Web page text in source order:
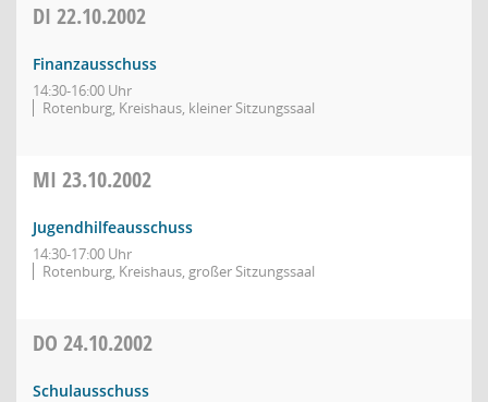
DI 22.10.2002
Finanzausschuss
14:30-16:00 Uhr
Rotenburg, Kreishaus, kleiner Sitzungssaal
MI 23.10.2002
Jugendhilfeausschuss
14:30-17:00 Uhr
Rotenburg, Kreishaus, großer Sitzungssaal
DO 24.10.2002
Schulausschuss